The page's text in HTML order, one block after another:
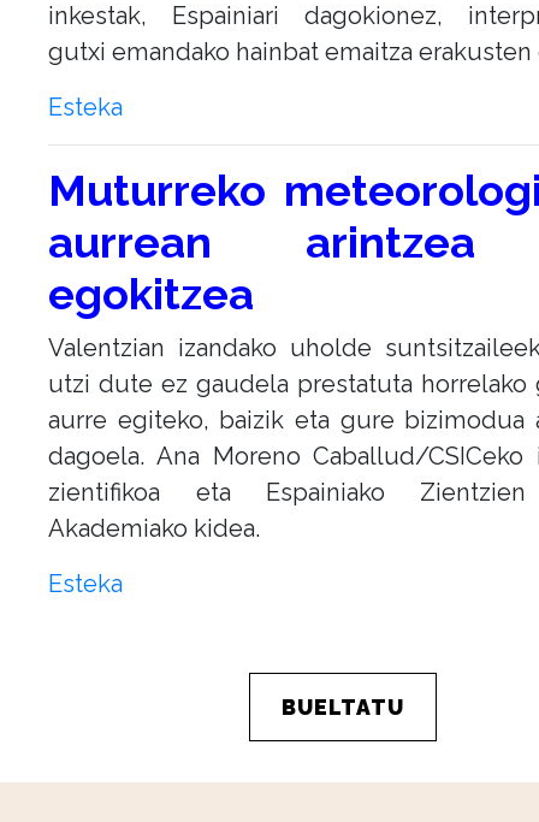
inkestak, Espainiari dagokionez,
gutxi emandako hainbat emaitza
Esteka
Muturreko
aurrean
egokitzea
Valentzian izandako uholde
utzi dute ez gaudela prestatuta horrelako
aurre egiteko, baizik eta gure bizimodua
dagoela. Ana Moreno Caballud/CSICeko
zientifikoa eta Espainiako
Akademiako kidea.
Esteka
BUELTATU